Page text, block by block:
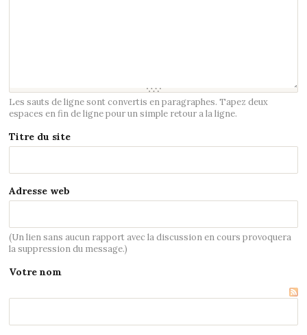
Les sauts de ligne sont convertis en paragraphes. Tapez deux
espaces en fin de ligne pour un simple retour a la ligne.
Titre du site
Adresse web
(Un lien sans aucun rapport avec la discussion en cours provoquera
la suppression du message.)
Votre nom